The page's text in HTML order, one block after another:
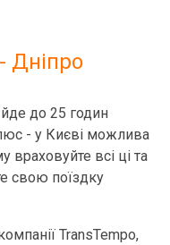
Дніпро
до 25 годин
- у Києві можлива
враховуйте всі ці та
свою поїздку
TransTempo,